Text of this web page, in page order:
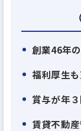
を行う会社
あらゆるサー
創業46年
福利厚生
賞与が年
賃貸不動